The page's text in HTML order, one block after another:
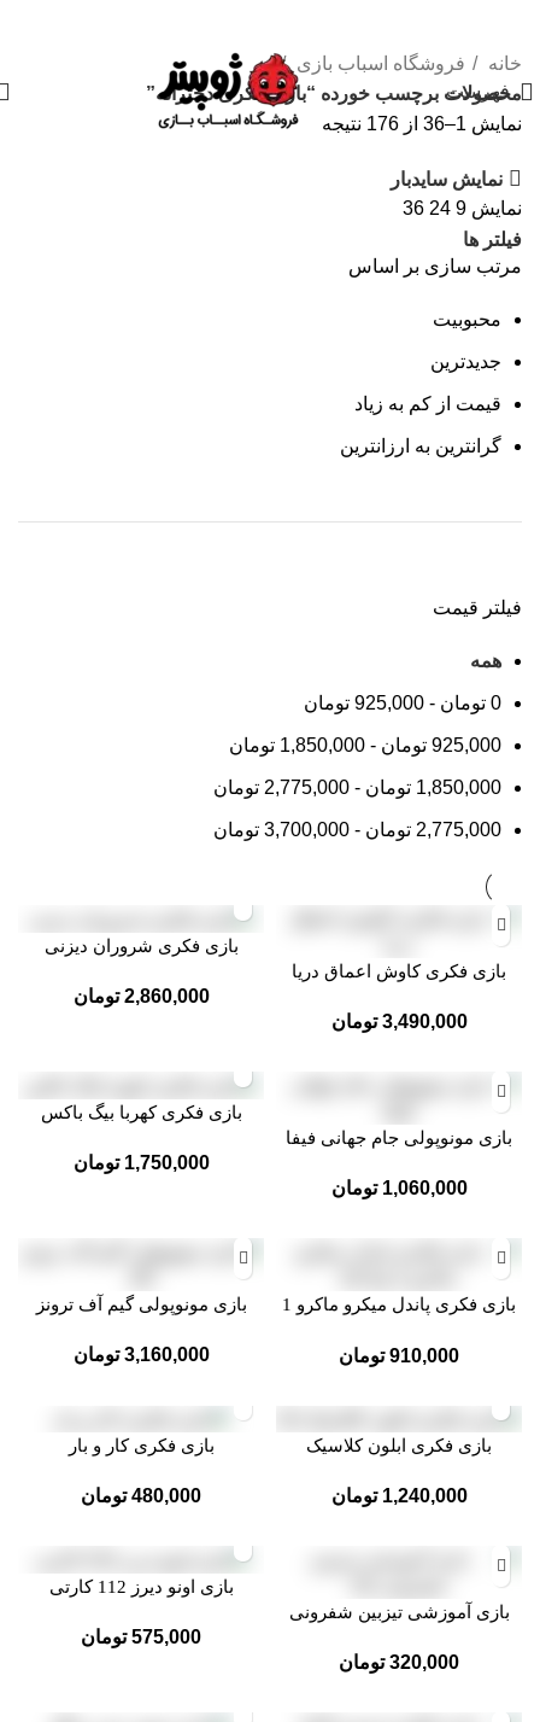
فهرست
خانه
فروشگاه اسباب بازی
محصولات برچسب خورده “بازی فکری دخترانه”
نمایش 1–36 از 176 نتیجه
نمایش سایدبار
نمایش 9
24
36
فیلتر ها
مرتب سازی بر اساس
محبوبیت
جدیدترین
قیمت از کم به زیاد
گرانترین به ارزانترین
فیلتر قیمت
همه
0 تومان -
925,000 تومان
925,000 تومان -
1,850,000 تومان
1,850,000 تومان -
2,775,000 تومان
2,775,000 تومان -
3,700,000 تومان
بازی فکری کاوش اعماق دریا
3,490,000 تومان
بازی فکری شروران دیزنی
2,860,000 تومان
بازی مونوپولی جام جهانی فیفا
1,060,000 تومان
بازی فکری کهربا بیگ باکس
1,750,000 تومان
بازی فکری پاندل میکرو ماکرو 1
910,000 تومان
بازی مونوپولی گیم آف ترونز
3,160,000 تومان
بازی فکری ابلون کلاسیک
1,240,000 تومان
بازی فکری کار و بار
480,000 تومان
بازی آموزشی تیزبین شفرونی
320,000 تومان
بازی اونو دیرز 112 کارتی
575,000 تومان